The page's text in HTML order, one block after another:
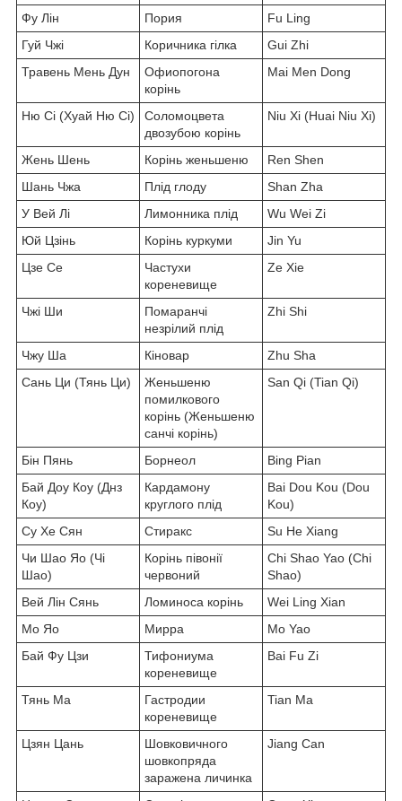
Фу Лін Пория
Fu Ling
Гуй Чжі
Коричника гілка
Gui Zhi
Травень Мень Дун
Офиопогона
корінь
Mai Men Dong
Ню Сі (Хуай Ню Сі)
Соломоцвета
двозубою корінь
Niu Xi (Huai Niu Xi)
Жень Шень Корінь женьшеню
Ren Shen
Шань Чжа
Плід глоду
Shan Zha
У Вей Лі
Лимонника плід
Wu Wei Zi
Юй Цзінь
Корінь куркуми
Jin Yu
Цзе Се
Частухи
кореневище
Ze Xie
Чжі Ши
Помаранчі
незрілий плід
Zhi Shi
Чжу Ша Кіновар
Zhu Sha
Сань Ци (Тянь Ци)
Женьшеню
помилкового
корінь (Женьшеню
санчі корінь)
San Qi (Tian Qi)
Бін Пянь Борнеол
Bing Pian
Бай Доу Коу (Днз
Коу)
Кардамону
круглого плід
Bai Dou Kou (Dou
Kou)
Су Хе Сян
Стиракс
Su He Xiang
Чи Шао Яо (Чі
Шао)
Корінь півонії
червоний
Chi Shao Yao (Chi
Shao)
Вей Лін Сянь
Ломиноса корінь
Wei Ling Xian
Мо Яо
Мирра
Mo Yao
Бай Фу Цзи
Тифониума
кореневище
Bai Fu Zi
Тянь Ма
Гастродии
кореневище
Tian Ma
Цзян Цань
Шовковичного
шовкопряда
заражена личинка
Jiang Can